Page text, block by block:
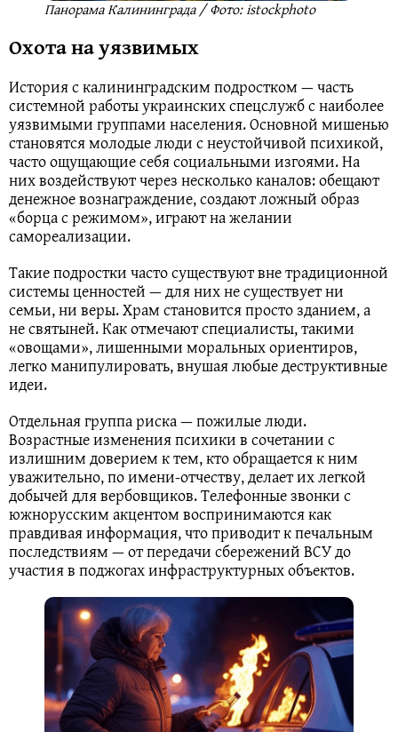
Панорама Калининграда / Фото: istockphoto
Охота на уязвимых
История с калининградским подростком — часть
системной работы украинских спецслужб с наиболее
уязвимыми группами населения. Основной мишенью
становятся молодые люди с неустойчивой психикой,
часто ощущающие себя социальными изгоями. На
них воздействуют через несколько каналов: обещают
денежное вознаграждение, создают ложный образ
«борца с режимом», играют на желании
самореализации.
Такие подростки часто существуют вне традиционной
системы ценностей — для них не существует ни
семьи, ни веры. Храм становится просто зданием, а
не святыней. Как отмечают специалисты, такими
«овощами», лишенными моральных ориентиров,
легко манипулировать, внушая любые деструктивные
идеи.
Отдельная группа риска — пожилые люди.
Возрастные изменения психики в сочетании с
излишним доверием к тем, кто обращается к ним
уважительно, по имени-отчеству, делает их легкой
добычей для вербовщиков. Телефонные звонки с
южнорусским акцентом воспринимаются как
правдивая информация, что приводит к печальным
последствиям — от передачи сбережений ВСУ до
участия в поджогах инфраструктурных объектов.